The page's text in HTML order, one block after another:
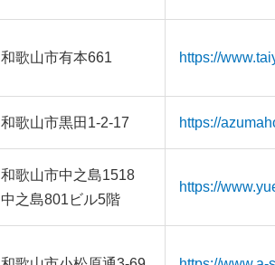
和歌山市有本661 https://
和歌山市黒田1-2-17 https://
和歌山市中之島1518
中之島801ビル5階
https://